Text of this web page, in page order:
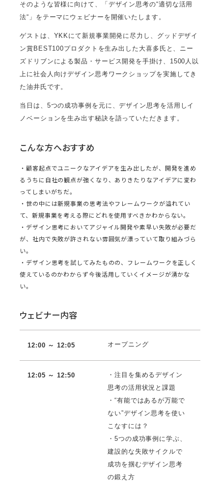
そのような皆様に向けて、「デザイン思考の“適切な活用
法“」をテーマにウェビナーを開催いたします。
ゲストは、YKKにて新規事業開発に尽力し、グッドデザイ
ン賞BEST100プロダクトを生み出した大喜多氏と、ニー
ズドリブンによる製品・サービス開発を手掛け、1500人以
上に社会人向けデザイン思考ワークショップを実施してき
た油井氏です。
当日は、5つの成功事例を元に、デザイン思考を活用しイ
ノベーションを生み出す秘訣を語っていただきます。
こんな方へおすすめ
・顧客起点でユニークなアイデアを生み出したが、開発を進め
るうちに自社の観点が強くなり、ありきたりなアイデアに変わ
ってしまいがちだ。
・世の中には新規事業の思考法やフレームワークが溢れてい
て、新規事業を考える際にどれを使用すべきかわからない。
・デザイン思考においてアジャイル開発や素早い失敗が必要だ
が、社内で失敗が許されない雰囲気が漂っていて取り組みづら
い。
・デザイン思考を試してみたものの、フレームワークを正しく
使えているのかわからず今後活用していくイメージが湧かな
い。
ウェビナー内容
12:00 ～ 12:05 オープニング
12:05 ～ 12:50
・注目を集めるデザイン
思考の活用状況と課題
・“有能ではあるが万能で
ない”デザイン思考を使い
こなすには？
・5つの成功事例に学ぶ、
建設的な失敗サイクルで
成功を掴むデザイン思考
の鍛え方